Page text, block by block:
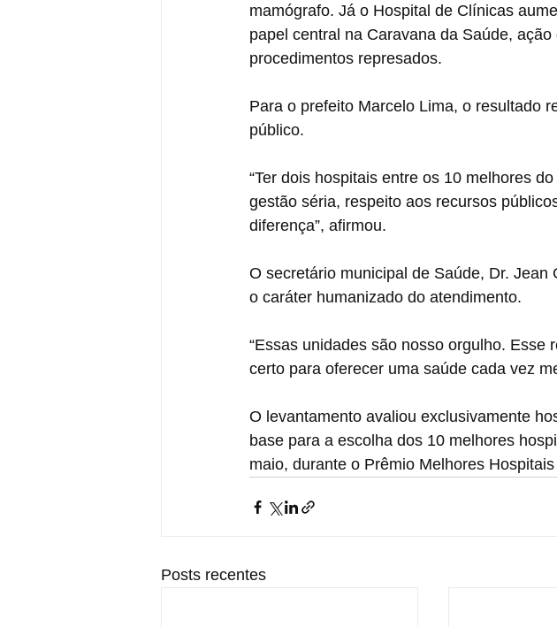
mamógrafo. Já o Hospital de Clínicas
papel central na Caravana da Saúde,
procedimentos represados.
Para o prefeito Marcelo Lima, o resultado
público.
“Ter dois hospitais entre os 10 melhores
gestão séria, respeito aos recursos
diferença”, afirmou.
O secretário municipal de Saúde, Dr.
o caráter humanizado do atendimento.
“Essas unidades são nosso orgulho.
certo para oferecer uma saúde cada vez
O levantamento avaliou exclusivamente
base para a escolha dos 10 melhores
maio, durante o Prêmio Melhores
Posts recentes